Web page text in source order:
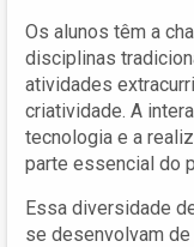
Os alunos têm a
disciplinas
atividades
criatividade. A
tecnologia e a
parte essencial do
Essa diversidade
se desenvolvam